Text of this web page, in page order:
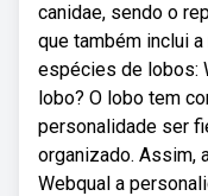
canidae, sendo o
que também inclui
espécies de lobos:
lobo? O lobo tem
personalidade ser
organizado. Assim,
Webqual a